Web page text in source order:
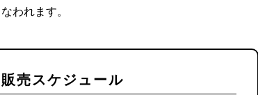
われます。
売スケジュール